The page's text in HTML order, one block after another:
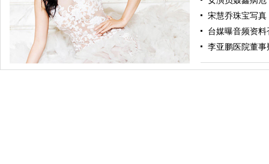
纯粹瞿颖最美新四十 光影年华如书侧听世间风雨
宋慧乔珠宝写
台媒曝音频资
李亚鹏医院董